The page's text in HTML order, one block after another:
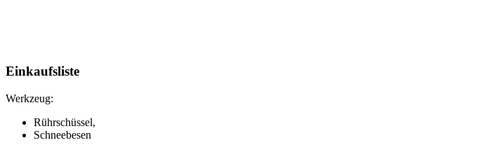
Einkaufsliste
Werkzeug:
Rührschüssel,
Schneebesen